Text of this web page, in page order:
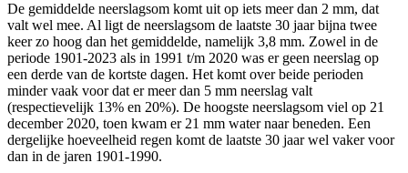
De gemiddelde neerslagsom komt uit op iets meer dan 2 mm, dat
valt wel mee. Al ligt de neerslagsom de laatste 30 jaar bijna twee
keer zo hoog dan het gemiddelde, namelijk 3,8 mm. Zowel in de
periode 1901-2023 als in 1991 t/m 2020 was er geen neerslag op
een derde van de kortste dagen. Het komt over beide perioden
minder vaak voor dat er meer dan 5 mm neerslag valt
(respectievelijk 13% en 20%). De hoogste neerslagsom viel op 21
december 2020, toen kwam er 21 mm water naar beneden. Een
dergelijke hoeveelheid regen komt de laatste 30 jaar wel vaker voor
dan in de jaren 1901-1990.